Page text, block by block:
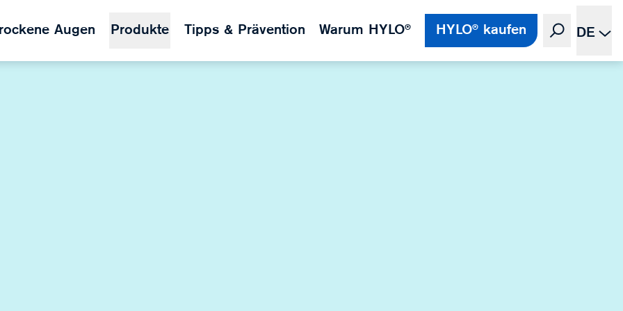
Augen Produkte Tipps & Prävention Warum HYLO® HYLO® kaufen DE